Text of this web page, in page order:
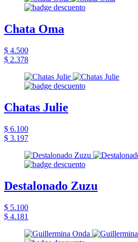
Chata Oma
$ 4.500
$ 2.378
Chatas Julie
$ 6.100
$ 3.197
Destalonado Zuzu
$ 5.100
$ 4.181